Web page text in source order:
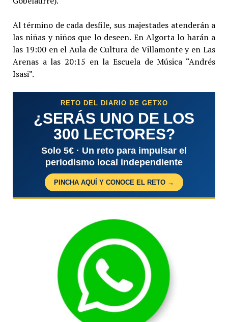
Al término de cada desfile, sus majestades atenderán a
las niñas y niños que lo deseen. En Algorta lo harán a
las 19:00 en el Aula de Cultura de Villamonte y en Las
Arenas a las 20:15 en la Escuela de Música “Andrés
Isasi”.
RETO DEL DIARIO DE GETXO
¿SERÁS UNO DE LOS
300 LECTORES?
Solo 5€ · Un reto para impulsar el
periodismo local independiente
PINCHA AQUÍ Y CONOCE EL RETO →